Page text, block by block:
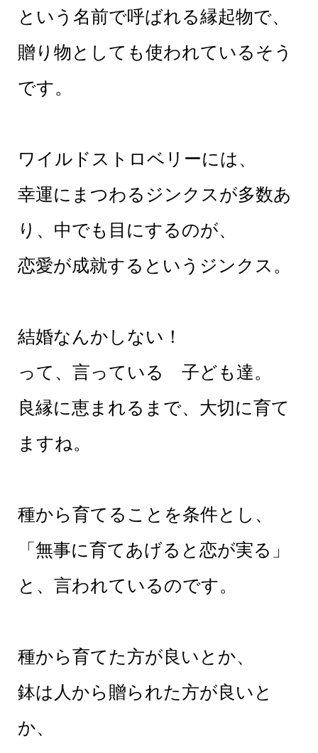
という名前で呼ばれる縁起物で、
贈り物としても使われているそう
です。
ワイルドストロベリーには、
幸運にまつわるジンクスが多数あ
り、中でも目にするのが、
恋愛が成就するというジンクス。
結婚なんかしない！
って、言っている 子ども達。
良縁に恵まれるまで、大切に育て
ますね。
種から育てることを条件とし、
「無事に育てあげると恋が実る」
と、言われているのです。
種から育てた方が良いとか、
鉢は人から贈られた方が良いと
か、